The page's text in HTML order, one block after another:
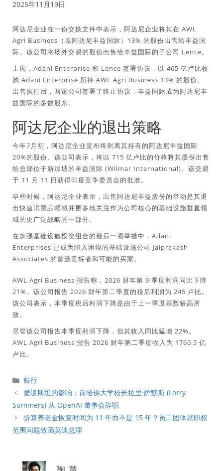
2025年11月19日
阿达尼企业在一份交换文件中表示，阿达尼企业将其在 AWL
Agri Business（原阿达尼丰益国际）13% 的股份出售给丰益国
际。该公司将场外交易的股份出售给丰益国际的子公司 Lence。
上周，Adani Enterprise 和 Lence 签署协议，以 465 亿卢比收
购 Adani Enterprise 所持 AWL Agri Business 13% 的股份。
出售执行后，两家公司签署了终止协议，丰益国际成为阿达尼丰
益国际的多数股东。
阿达尼企业的退出策略
今年7月初，阿达尼企业宣布将剥离其持有的阿达尼丰益国际
20%的股份。该公司表示，将以 715 亿卢比的价格将其股份出售
给总部位于新加坡的丰益国际 (Wilmar International)。该交易
于 11 月 11 日获得印度竞争委员会的批准。
早些时候，阿达尼企业表示，出售阿达尼丰益股份的举动是其退
出快速消费品领域并更多地关注作为公司核心的基础设施垂直领
域的更广泛战略的一部分。
在加强基础设施投资组合的最后一项举措中，Adani
Enterprises 已成为陷入困境的基础设施公司 Jaiprakash
Associates 的首选竞标者和可能的买家。
AWL Agri Business 报告称，2026 财年第 9 季度利润同比下降
21%。该公司报告 2026 财年第二季度的税后利润为 245 卢比。
该公司表示，本季度税后利润下降是由于上一季度基数较高所
致。
尽管该公司报告本季度利润下降，但其收入同比猛增 22%。
AWL Agri Business 报告 2026 财年第二季度收入为 1760.5 亿
卢比。
分
類
銀行
爱泼斯坦的影响：前哈佛大学校长拉里·萨默斯 (Larry
Summers) 从 OpenAI 董事会辞职
折算养老金恢复时间为 11 年而不是 15 年？员工团体就职权
范围问题致函莫迪总理